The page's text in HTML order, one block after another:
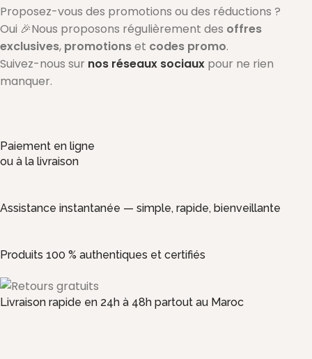
Proposez-vous des promotions ou des réductions ?
Oui 🎉Nous proposons régulièrement des offres
exclusives, promotionset codes promo.
Suivez-nous sur nos réseaux sociaux pour ne rien
manquer.
Paiement en ligne
ou à la livraison
Assistance instantanée — simple, rapide, bienveillante
Produits 100 % authentiques et certifiés
Livraison rapide en 24h à 48h partout au Maroc